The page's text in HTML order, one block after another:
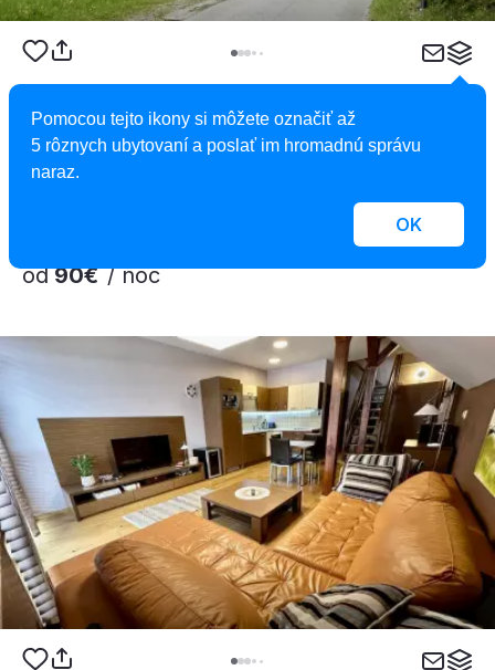
Apartmán Triangel 215
Apartmán, Donovaly, Slovensko
3 osoby, 45 m
od90€ / noc
Pomocou tejto ikony si môžete označiť až
5 rôznych ubytovaní a poslať im hromadnú správu
naraz.
OK